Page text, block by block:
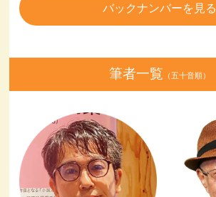
バックナンバーを見る
筆者一覧 （五十音順）